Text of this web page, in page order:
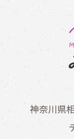
神奈川県